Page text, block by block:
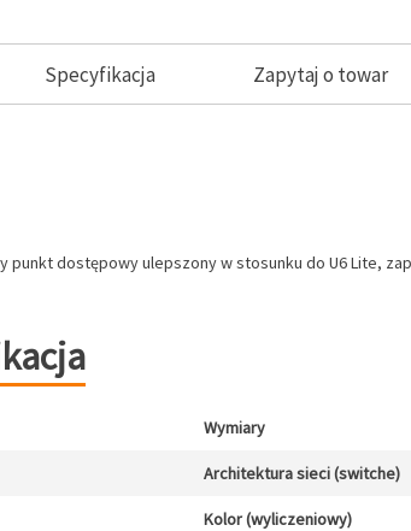
Specyfikacja Zapytaj o towar
punkt dostępowy ulepszony w stosunku do U6 Lite,
Wymiary
Architektura sieci (switche)
Kolor (wyliczeniowy)